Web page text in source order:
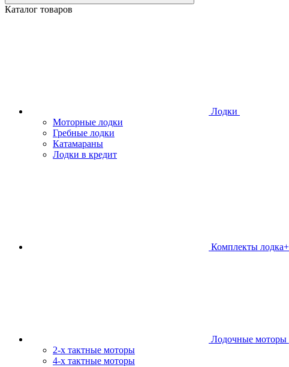
Каталог товаров
Лодки
Моторные лодки
Гребные лодки
Катамараны
Лодки в кредит
Комплекты
Лодочные моторы
2-х тактные моторы
4-х тактные моторы